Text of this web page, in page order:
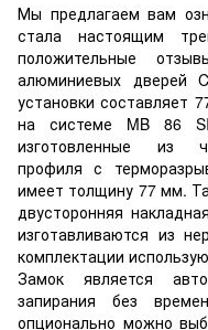
Мы предлагаем вам
стала настоящим
положительные
алюминиевых дверей
установки составляет
на системе MB 86
изготовленные из
профиля с
имеет толщину 77 мм.
двусторонняя
изготавливаются из
комплектации
Замок является
запирания без
опционально можно